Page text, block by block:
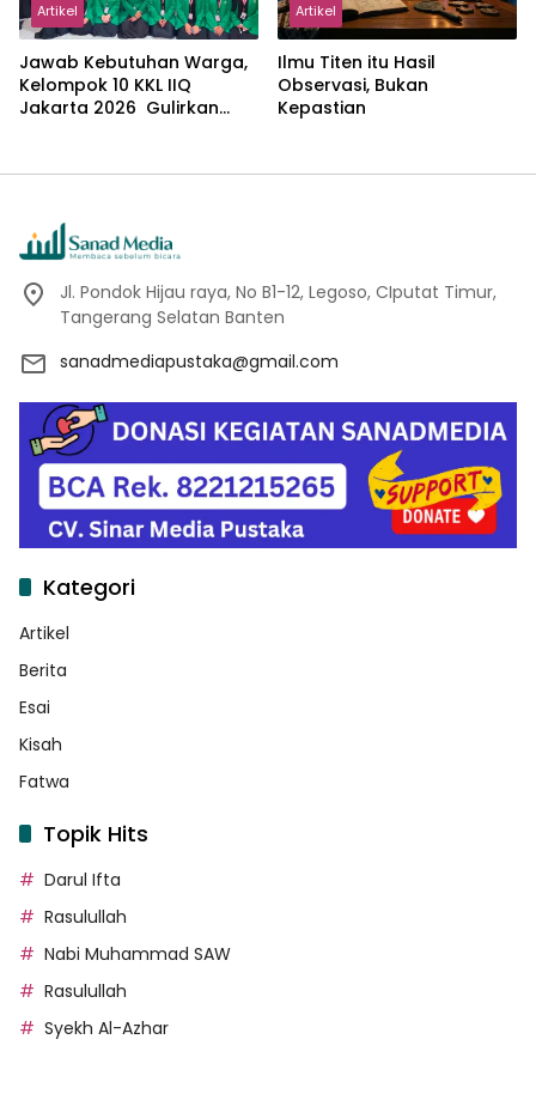
Artikel
Jawab Kebutuhan Warga,
Kelompok 10 KKL IIQ
Jakarta 2026 Gulirkan
Artikel
Ilmu Titen itu Hasil
Observasi, Bukan
Kepastian
Jl. Pondok Hijau raya, No B1-12, Legoso, CIputat Timur,
Tangerang Selatan Banten
sanadmediapustaka@gmail.com
Kategori
Artikel
Berita
Esai
Kisah
Fatwa
Topik Hits
Darul Ifta
Rasulullah
Nabi Muhammad SAW
Rasulullah
Syekh Al-Azhar